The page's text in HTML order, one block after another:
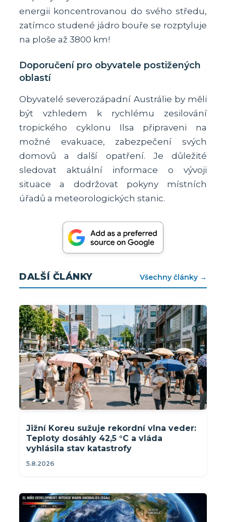
energii koncentrovanou do svého středu,
zatímco studené jádro bouře se rozptyluje
na ploše až 3800 km!
Doporučení pro obyvatele postižených
oblastí
Obyvatelé severozápadní Austrálie by měli
být vzhledem k rychlému zesilování
tropického cyklonu Ilsa připraveni na
možné evakuace, zabezpečení svých
domovů a další opatření. Je důležité
sledovat aktuální informace o vývoji
situace a dodržovat pokyny místních
úřadů a meteorologických stanic.
DALŠÍ ČLÁNKY Všechny články →
Jižní Koreu sužuje rekordní vlna veder:
Teploty dosáhly 42,5 °C a vláda
vyhlásila stav katastrofy
5.8.2026